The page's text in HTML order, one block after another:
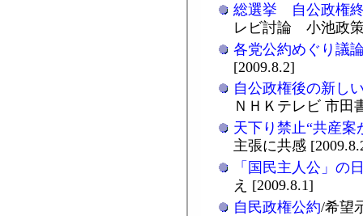
総選挙 自公政権
レビ討論 小池政
各党公約めぐり議
[2009.8.2]
自公政権後の新し
ＮＨＫテレビ 市田
天下り禁止“共産案
主張に共感
「国民主人公」の
え [2009.8.1]
自民政権公約/希望